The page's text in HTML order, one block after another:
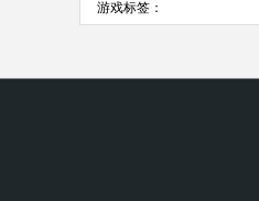
游戏标签：